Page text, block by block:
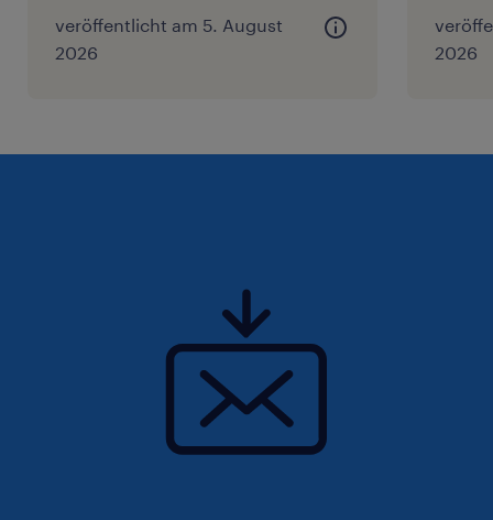
veröffentlicht am 5. August
2026
2026